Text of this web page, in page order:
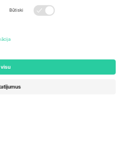
Kingdom
Switzerland
Engelberg, Switzerland